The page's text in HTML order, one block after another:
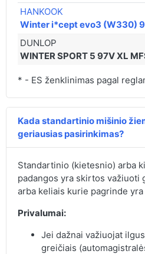
HANKOOK
Winter i*cept evo3 (W330)
DUNLOP
WINTER SPORT 5 97V XL
* - ES ženklinimas pagal
Kada standartinio mišinio
geriausias pasirinkimas?
Standartinio (kietesnio) arba
padangos yra skirtos važiuoti
arba keliais kurie pagrinde
Privalumai:
Jei dažnai važiuojat
greičiais